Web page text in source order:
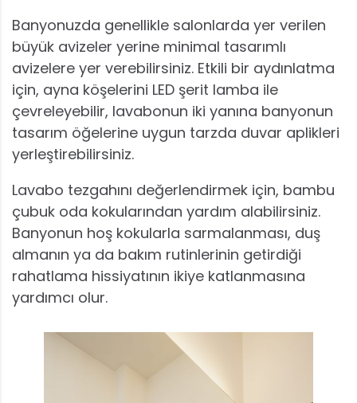
Banyonuzda genellikle salonlarda yer verilen
büyük avizeler yerine minimal tasarımlı
avizelere yer verebilirsiniz. Etkili bir aydınlatma
için, ayna köşelerini LED şerit lamba ile
çevreleyebilir, lavabonun iki yanına banyonun
tasarım öğelerine uygun tarzda duvar aplikleri
yerleştirebilirsiniz.
Lavabo tezgahını değerlendirmek için, bambu
çubuk oda kokularından yardım alabilirsiniz.
Banyonun hoş kokularla sarmalanması, duş
almanın ya da bakım rutinlerinin getirdiği
rahatlama hissiyatının ikiye katlanmasına
yardımcı olur.